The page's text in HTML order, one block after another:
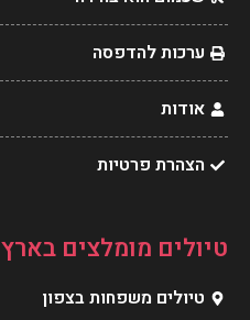
m
t ערכות להדפסה
אודות
הצהרת פרטיות
טיולים מומלצים בארץ
טיולים משפחות בצפון